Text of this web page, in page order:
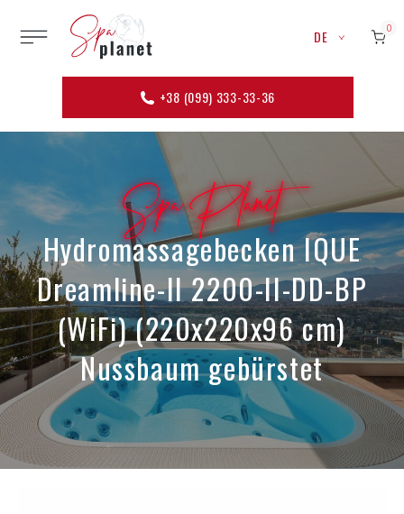
+38 (099) 333-33-36
DE 0
Spa Planet
Hydromassagebecken IQUE
Dreamline-II 2200-II-DD-BP
(WiFi) (220х220х96 cm)
Nussbaum gebürstet